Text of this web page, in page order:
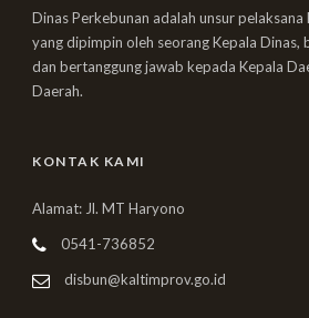
Dinas Perkebunan adalah unsur
yang dipimpin oleh seorang Kepala Dinas,
dan bertanggung jawab kepada Kepala
Daerah.
KONTAK KAMI
Alamat: Jl. MT Haryono
0541-736852
disbun@kaltimprov.go.id